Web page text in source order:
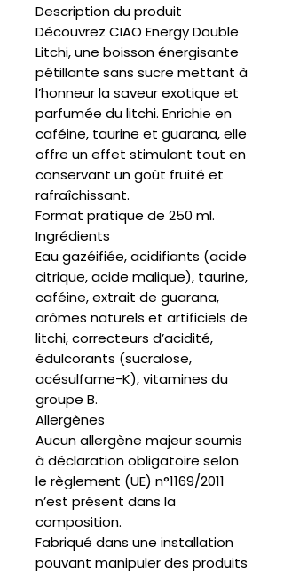
Description du produit
Découvrez CIAO Energy Double
Litchi, une boisson énergisante
pétillante sans sucre mettant à
l’honneur la saveur exotique et
parfumée du litchi. Enrichie en
caféine, taurine et guarana, elle
offre un effet stimulant tout en
conservant un goût fruité et
rafraîchissant.
Format pratique de 250 ml.
Ingrédients
Eau gazéifiée, acidifiants (acide
citrique, acide malique), taurine,
caféine, extrait de guarana,
arômes naturels et artificiels de
litchi, correcteurs d’acidité,
édulcorants (sucralose,
acésulfame-K), vitamines du
groupe B.
Allergènes
Aucun allergène majeur soumis
à déclaration obligatoire selon
le règlement (UE) n°1169/2011
n’est présent dans la
composition.
Fabriqué dans une installation
pouvant manipuler des produits